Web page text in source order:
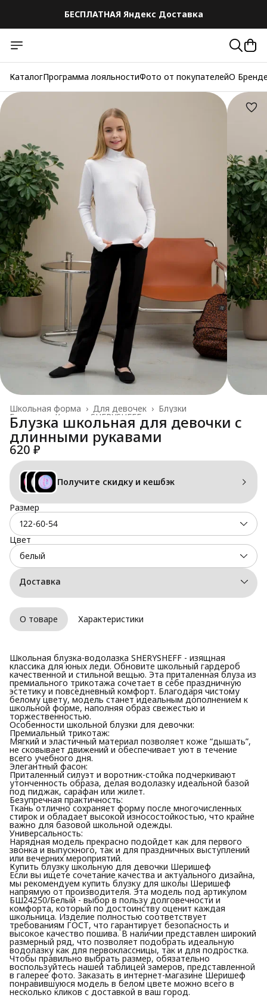
БЕСПЛАТНАЯ Яндекс Доставка
КаталогПрограмма лояльностиФото от покупателейО
Блузки
Для девочек ›
Школьная форма ›
Каталог SHERYSHEFF
Главная
Блузка школьная для девочки с
длинными рукавами
620 ₽
Получите скидку и кешбэк
Размер
122-60-54
Цвет
белый
Доставка
О товаре Характеристики
Школьная блузка-водолазка SHERYSHEFF - изящная
классика для юных леди. Обновите школьный гардероб
качественной и стильной вещью. Эта приталенная блуза из
премиального трикотажа сочетает в себе праздничную
эстетику и повседневный комфорт. Благодаря чистому
белому цвету, модель станет идеальным дополнением к
школьной форме, наполняя образ свежестью и
торжественностью.
Особенности школьной блузки для девочки:
Премиальный трикотаж:
Мягкий и эластичный материал позволяет коже “дышать”,
не сковывает движений и обеспечивает уют в течение
всего учебного дня.
Элегантный фасон:
Приталенный силуэт и воротник-стойка подчеркивают
утонченность образа, делая водолазку идеальной базой
под пиджак, сарафан или жилет.
Безупречная практичность:
Ткань отлично сохраняет форму после многочисленных
стирок и обладает высокой износостойкостью, что крайне
важно для базовой школьной одежды.
Универсальность:
Нарядная модель прекрасно подойдет как для первого
звонка и выпускного, так и для праздничных выступлений
или вечерних мероприятий.
Купить блузку школьную для девочки Шеришеф
Если вы ищете сочетание качества и актуального дизайна,
мы рекомендуем купить блузку для школы Шеришеф
напрямую от производителя. Эта модель под артикулом
БШ24250/Белый - выбор в пользу долговечности и
комфорта, который по достоинству оценит каждая
школьница. Изделие полностью соответствует
требованиям ГОСТ, что гарантирует безопасность и
высокое качество пошива. В наличии представлен широкий
размерный ряд, что позволяет подобрать идеальную
водолазку как для первоклассницы, так и для подростка.
Чтобы правильно выбрать размер, обязательно
воспользуйтесь нашей таблицей замеров, представленной
в галерее фото. Заказать в интернет-магазине Шеришеф
понравившуюся модель в белом цвете можно всего в
несколько кликов с доставкой в ваш город.